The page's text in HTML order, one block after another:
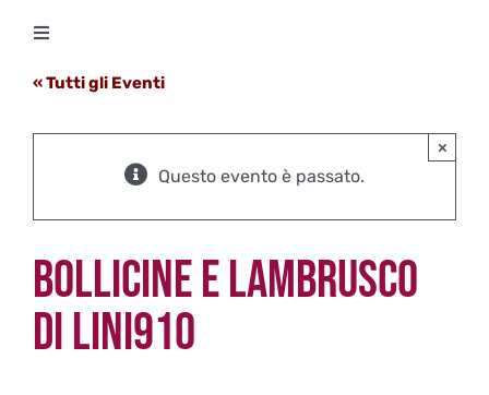
contenuto
Toggle
Degustazioni
Storico Eventi
« Tutti gli Eventi
Questo evento è passato.
×
BOLLICINE E LAMBRUSCO
DI LINI910